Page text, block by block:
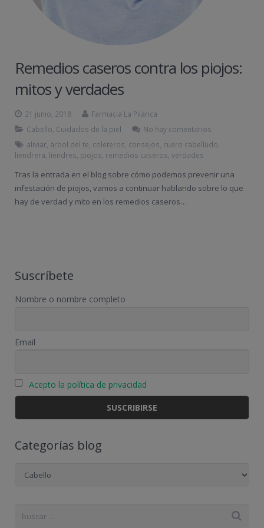
Remedios caseros contra los piojos:
mitos y verdades
21 junio, 2018
Farmacia La Pilarica
Cabello Cuidados de la piel
No hay comentarios
aliviar árbol del te coleteros consejos cuero cabelludo
liendrera liendres piojos remedios caseros verdades
Tras la entrada en el blog sobre cómo podemos prevenir una
infestación de piojos, vamos a continuar hablando sobre lo que
hay de verdad y mito en los remedios caseros…
Suscríbete
Nombre o nombre completo
Email
Acepto la política de privacidad
Categorías blog